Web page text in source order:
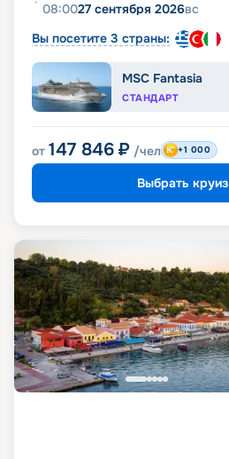
08:0027 сентября 2026вс
Вы посетите 3 страны:
MSC Fantasia
СТАНДАРТ
от 147 846 ₽ /чел +1 000
Выбрать круиз